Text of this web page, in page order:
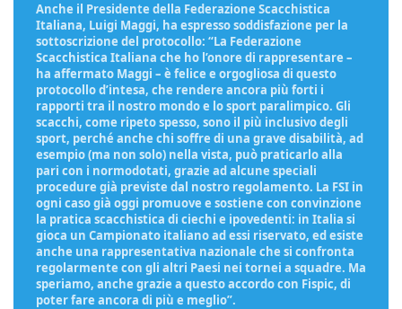
Anche il Presidente della Federazione Scacchistica
Italiana, Luigi Maggi, ha espresso soddisfazione per la
sottoscrizione del protocollo: “La Federazione
Scacchistica Italiana che ho l’onore di rappresentare –
ha affermato Maggi – è felice e orgogliosa di questo
protocollo d’intesa, che rendere ancora più forti i
rapporti tra il nostro mondo e lo sport paralimpico. Gli
scacchi, come ripeto spesso, sono il più inclusivo degli
sport, perché anche chi soffre di una grave disabilità, ad
esempio (ma non solo) nella vista, può praticarlo alla
pari con i normodotati, grazie ad alcune speciali
procedure già previste dal nostro regolamento. La FSI in
ogni caso già oggi promuove e sostiene con convinzione
la pratica scacchistica di ciechi e ipovedenti: in Italia si
gioca un Campionato italiano ad essi riservato, ed esiste
anche una rappresentativa nazionale che si confronta
regolarmente con gli altri Paesi nei tornei a squadre. Ma
speriamo, anche grazie a questo accordo con Fispic, di
poter fare ancora di più e meglio”.